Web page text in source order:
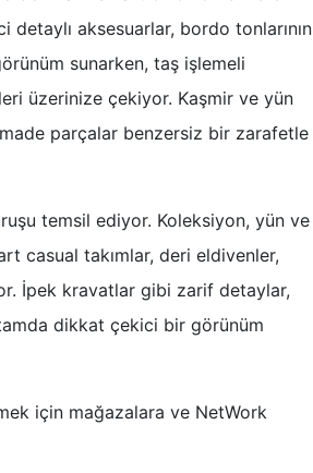
aksesuarlar, bordo tonlarının
sunarken, taş işlemeli
üzerinize çekiyor. Kaşmir ve yün
parçalar benzersiz bir zarafetle
temsil ediyor. Koleksiyon, yün ve
casual takımlar, deri eldivenler,
İpek kravatlar gibi zarif detaylar,
dikkat çekici bir görünüm
için mağazalara ve NetWork